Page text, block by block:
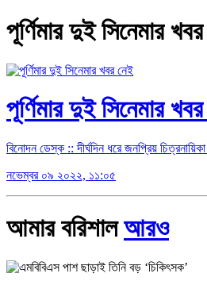
পূর্ণিমার দুই সিনেমার
পূর্ণিমার দুই সিনেমার
বিনোদন ডেস্ক :: দীর্ঘদিন ধরে জনপ্রিয়
নভেম্বর ০৯ ২০২২, ১১:০৫
আমার বরিশালআরও